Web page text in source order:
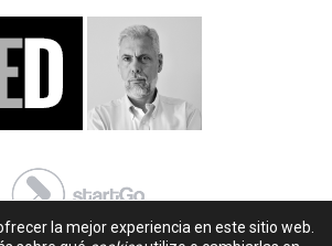
la mejor experiencia en este sitio web.